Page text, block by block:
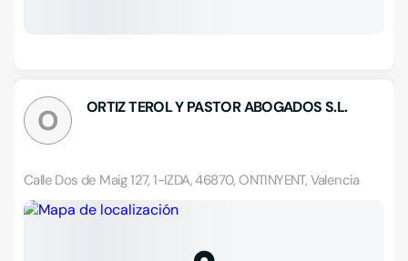
O ORTIZ TEROL Y PASTOR ABOGADOS S.L.
Calle Dos de Maig 127, 1-IZDA, 46870, ONTINYENT, Valencia